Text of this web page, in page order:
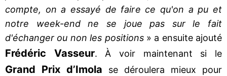
compte, on a essayé de faire ce qu'on a pu et
notre week-end ne se joue pas sur le fait
d'échanger ou non les positions» a ensuite ajouté
Frédéric Vasseur. À voir maintenant si le
Grand Prix d’Imola se déroulera mieux pour